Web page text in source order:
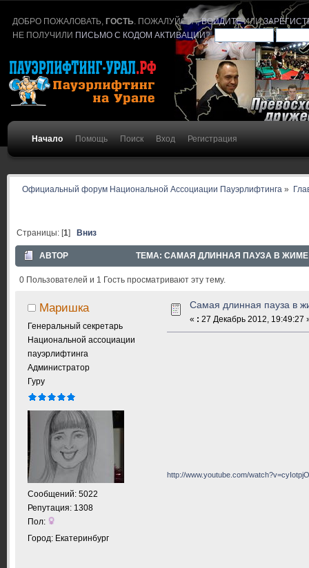
ДОБРО ПОЖАЛОВАТЬ,ГОСТЬ . ПОЖАЛУЙСТА,ВОЙДИТЕИЛИ
НЕ ПОЛУЧИЛИ ПИСЬМО С КОДОМ АКТИВАЦИИ?
Начало Помощь Поиск Вход Регистрация
Официальный форум Национальной Ассоциации Пауэрлифтинга »
Страницы: [1]Вниз
АВТОР ТЕМА: САМАЯ ДЛИННАЯ ПАУЗА В ЖИМЕ
0 Пользователей и 1 Гость просматривают эту тему.
Маришка
Генеральный секретарь
Национальной ассоциации
пауэрлифтинга
Администратор
Гуру
Сообщений: 5022
Репутация: 1308
Пол:
Город: Екатеринбург
Самая длинная пауза в
« : 27 Декабрь 2012, 19:49:27
http://www.youtube.com/